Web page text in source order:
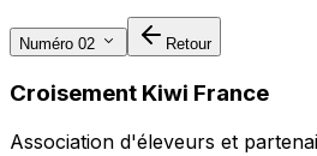
Numéro 02 Retour
Croisement Kiwi France
Association d'éleveurs et